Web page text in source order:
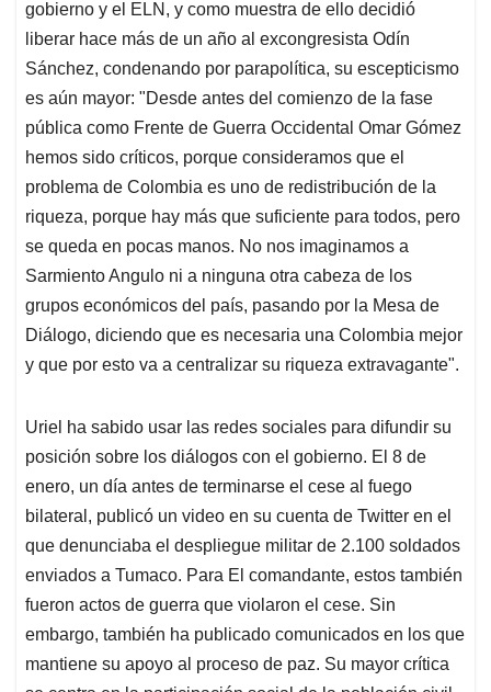
gobierno y el ELN, y como muestra de ello decidió
liberar hace más de un año al excongresista Odín
Sánchez, condenando por parapolítica, su escepticismo
es aún mayor: "Desde antes del comienzo de la fase
pública como Frente de Guerra Occidental Omar Gómez
hemos sido críticos, porque consideramos que el
problema de Colombia es uno de redistribución de la
riqueza, porque hay más que suficiente para todos, pero
se queda en pocas manos. No nos imaginamos a
Sarmiento Angulo ni a ninguna otra cabeza de los
grupos económicos del país, pasando por la Mesa de
Diálogo, diciendo que es necesaria una Colombia mejor
y que por esto va a centralizar su riqueza extravagante".
Uriel ha sabido usar las redes sociales para difundir su
posición sobre los diálogos con el gobierno. El 8 de
enero, un día antes de terminarse el cese al fuego
bilateral, publicó un video en su cuenta de Twitter en el
que denunciaba el despliegue militar de 2.100 soldados
enviados a Tumaco. Para El comandante, estos también
fueron actos de guerra que violaron el cese. Sin
embargo, también ha publicado comunicados en los que
mantiene su apoyo al proceso de paz. Su mayor crítica